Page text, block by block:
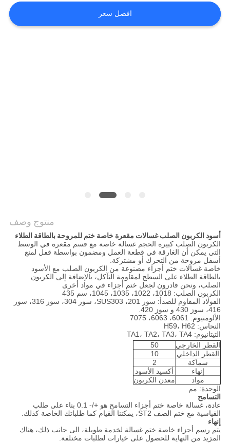
افضل سعر
منتوج وصف
أسود الكربون الصلب غسالات مقعرة خاصة ختم للمروحة بالطاقة الطلاء
الكربون الصلب كبيرة الحجم غسالة خاصة مع قسم مقعرة في الوسط
التي يمكن أن الغارقة في قطعة العمل ومضمون بواسطة قفل لمنع
أسفل مروحة من التحرك أو مشتركة.
خاصة غسالات ختم أجزاء مصنوعة من الكربون الصلب مع الأسود
بالطاقة الطلاء على السطح لمقاومة التآكل، بالإضافة إلى الكربون
الصلب، ونحن قادرون لجعل ختم أجزاء في مواد أخرى
الكربون الصلب: 1018، 1022، 1035، 1045، سم 435
الفولاذ المقاوم للصدأ: سوز 201، SUS303، سوز 304، سوز 316، سوز
416، سوز 430 و سوز 420.
الألومنيوم: 6061، 6063، 7075
النحاس: H59، H62
التيتانيوم: TA1، TA2، TA3، TA4
القطر الخارجي
50
القطر الداخلي
10
سماكة
2
إنهاء
أكسيد الأسود
مواد
معدن الكربون
الوحدة: مم
التسامح
عادة، غسالة خاصة ختم أجزاء التسامح هو +/- 0.1 بناء على طلب
القياسية مع ختم الصف ST2، يمكننا القيام كما طلباتك الخاصة كذلك.
إنهاء
يتم رسم أجزاء خاصة ختم غسالة لخدمة طويلة، الى جانب ذلك، هناك
المزيد من النهاية للحصول على خيارات لطلبات مختلفة.